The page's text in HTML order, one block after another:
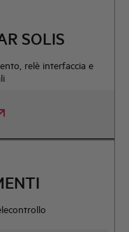
SOLIS
relè interfaccia e